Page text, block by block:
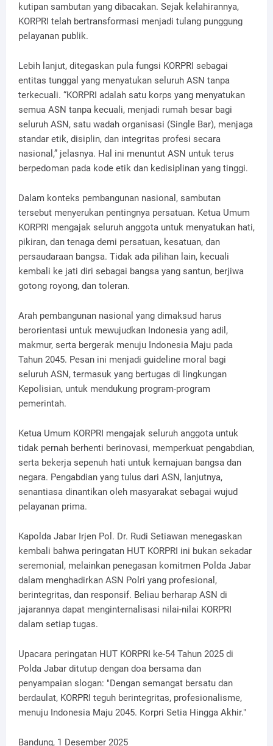
kutipan sambutan yang dibacakan. Sejak kelahirannya,
KORPRI telah bertransformasi menjadi tulang punggung
pelayanan publik.
Lebih lanjut, ditegaskan pula fungsi KORPRI sebagai
entitas tunggal yang menyatukan seluruh ASN tanpa
terkecuali. “KORPRI adalah satu korps yang menyatukan
semua ASN tanpa kecuali, menjadi rumah besar bagi
seluruh ASN, satu wadah organisasi (Single Bar), menjaga
standar etik, disiplin, dan integritas profesi secara
nasional,” jelasnya. Hal ini menuntut ASN untuk terus
berpedoman pada kode etik dan kedisiplinan yang tinggi.
Dalam konteks pembangunan nasional, sambutan
tersebut menyerukan pentingnya persatuan. Ketua Umum
KORPRI mengajak seluruh anggota untuk menyatukan hati,
pikiran, dan tenaga demi persatuan, kesatuan, dan
persaudaraan bangsa. Tidak ada pilihan lain, kecuali
kembali ke jati diri sebagai bangsa yang santun, berjiwa
gotong royong, dan toleran.
Arah pembangunan nasional yang dimaksud harus
berorientasi untuk mewujudkan Indonesia yang adil,
makmur, serta bergerak menuju Indonesia Maju pada
Tahun 2045. Pesan ini menjadi guideline moral bagi
seluruh ASN, termasuk yang bertugas di lingkungan
Kepolisian, untuk mendukung program-program
pemerintah.
Ketua Umum KORPRI mengajak seluruh anggota untuk
tidak pernah berhenti berinovasi, memperkuat pengabdian,
serta bekerja sepenuh hati untuk kemajuan bangsa dan
negara. Pengabdian yang tulus dari ASN, lanjutnya,
senantiasa dinantikan oleh masyarakat sebagai wujud
pelayanan prima.
Kapolda Jabar Irjen Pol. Dr. Rudi Setiawan menegaskan
kembali bahwa peringatan HUT KORPRI ini bukan sekadar
seremonial, melainkan penegasan komitmen Polda Jabar
dalam menghadirkan ASN Polri yang profesional,
berintegritas, dan responsif. Beliau berharap ASN di
jajarannya dapat menginternalisasi nilai-nilai KORPRI
dalam setiap tugas.
Upacara peringatan HUT KORPRI ke-54 Tahun 2025 di
Polda Jabar ditutup dengan doa bersama dan
penyampaian slogan: "Dengan semangat bersatu dan
berdaulat, KORPRI teguh berintegritas, profesionalisme,
menuju Indonesia Maju 2045. Korpri Setia Hingga Akhir."
Bandung, 1 Desember 2025